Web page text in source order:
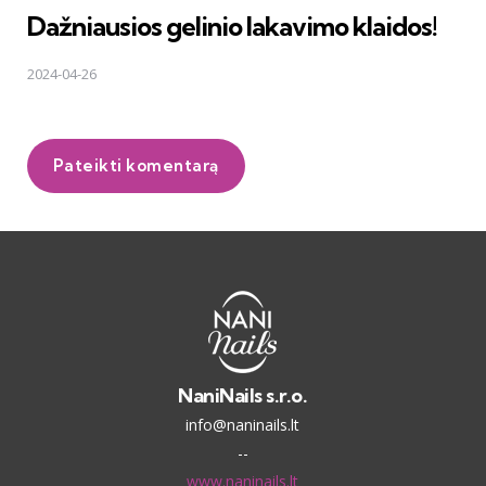
Dažniausios gelinio lakavimo klaidos!
2024-04-26
Pateikti komentarą
NaniNails s.r.o.
info@naninails.lt
--
www.naninails.lt